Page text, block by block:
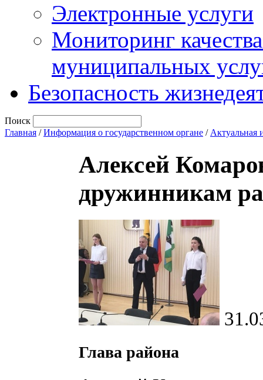
Электронные услуги
Мониторинг
муниципальных
Безопасность
Поиск
Главная /Информация о государственном органе / Актуальная
Алексей
дружинникам
Глава района